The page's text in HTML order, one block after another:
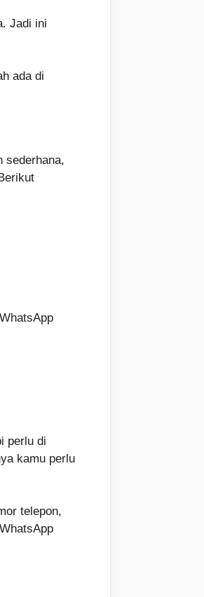
Jadi ini
ada di
sederhana,
perlu di
kamu perlu
telepon,